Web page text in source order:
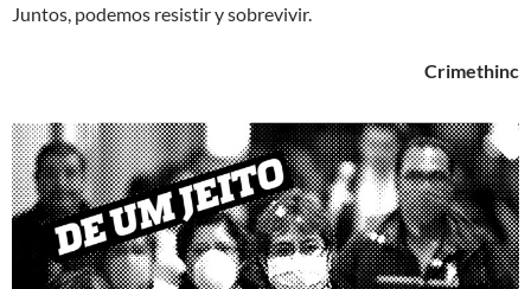
Juntos, podemos resistir y sobrevivir.
Crimethinc